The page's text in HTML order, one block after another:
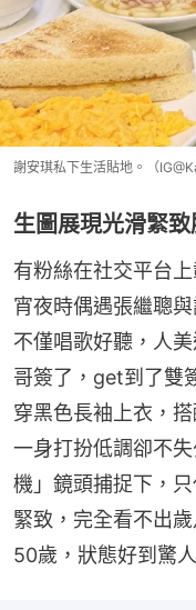
謝安琪私下生活貼地。（
生圖展現光滑緊致
有粉絲在社交平台
宵夜時偶遇張繼聰
不僅唱歌好聽，人
哥簽了，get到了雙
穿黑色長袖上衣，
一身打扮低調卻不
機」鏡頭捕捉下，
緊致，完全看不出
50歲，狀態好到驚人